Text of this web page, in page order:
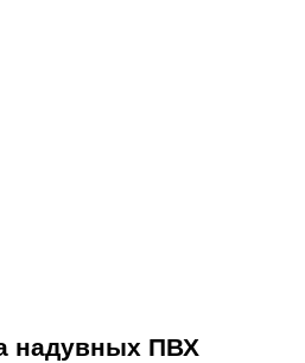
надувных ПВХ